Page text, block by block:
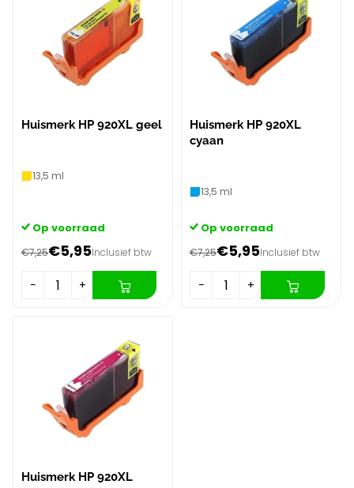
Huismerk HP 920XL geel
13,5 ml
Op voorraad
€7,25€5,95Inclusief btw
− +
Huismerk HP 920XL
cyaan
13,5 ml
Op voorraad
€7,25€5,95Inclusief btw
− +
Huismerk HP 920XL